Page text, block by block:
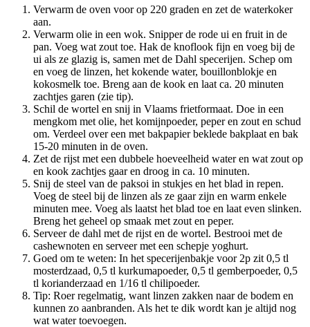
Verwarm de oven voor op 220 graden en zet de waterkoker
aan.
Verwarm olie in een wok. Snipper de rode ui en fruit in de
pan. Voeg wat zout toe. Hak de knoflook fijn en voeg bij de
ui als ze glazig is, samen met de Dahl specerijen. Schep om
en voeg de linzen, het kokende water, bouillonblokje en
kokosmelk toe. Breng aan de kook en laat ca. 20 minuten
zachtjes garen (zie tip).
Schil de wortel en snij in Vlaams frietformaat. Doe in een
mengkom met olie, het komijnpoeder, peper en zout en schud
om. Verdeel over een met bakpapier beklede bakplaat en bak
15-20 minuten in de oven.
Zet de rijst met een dubbele hoeveelheid water en wat zout op
en kook zachtjes gaar en droog in ca. 10 minuten.
Snij de steel van de paksoi in stukjes en het blad in repen.
Voeg de steel bij de linzen als ze gaar zijn en warm enkele
minuten mee. Voeg als laatst het blad toe en laat even slinken.
Breng het geheel op smaak met zout en peper.
Serveer de dahl met de rijst en de wortel. Bestrooi met de
cashewnoten en serveer met een schepje yoghurt.
Goed om te weten: In het specerijenbakje voor 2p zit 0,5 tl
mosterdzaad, 0,5 tl kurkumapoeder, 0,5 tl gemberpoeder, 0,5
tl korianderzaad en 1/16 tl chilipoeder.
Tip: Roer regelmatig, want linzen zakken naar de bodem en
kunnen zo aanbranden. Als het te dik wordt kan je altijd nog
wat water toevoegen.